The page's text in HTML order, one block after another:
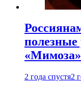
полезные
2 года спустя2